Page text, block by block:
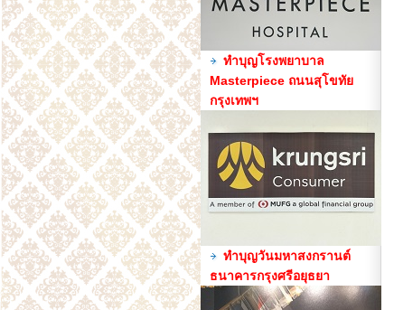
ทำบุญโรงพยาบาล
Masterpiece ถนนสุโขทัย
กรุงเทพฯ
ทำบุญวันมหาสงกรานต์
ธนาคารกรุงศรีอยุธยา